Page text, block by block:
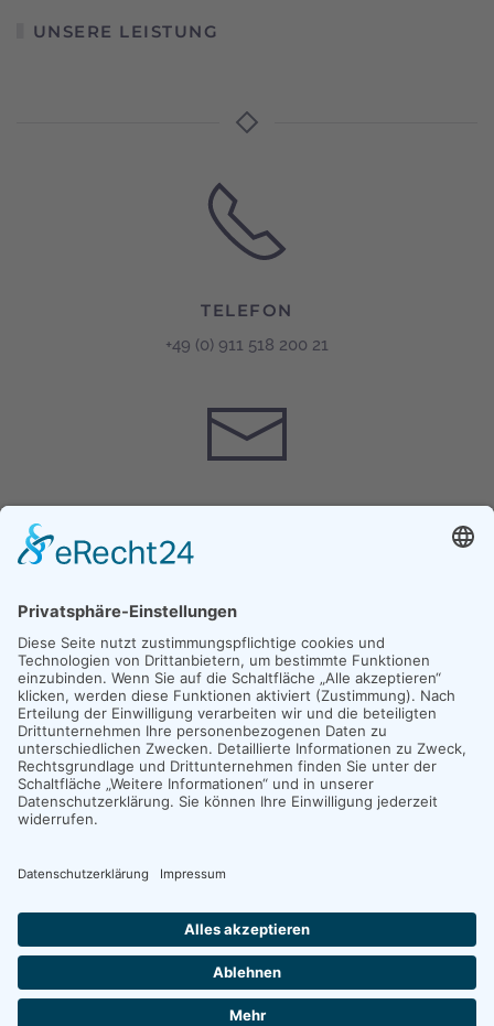
UNSERE LEISTUNG
TELEFON
+49 (0) 911 518 200 21
info@stein-consult.com
BÜRO NÜRNBERG
Zeltnerstr. 3, 90443 Nürnberg
Impressum|Datenschutz
STEIN CONSULT. Alle Rechte vorbehalten.
Unterstützt vonHawelka-IT